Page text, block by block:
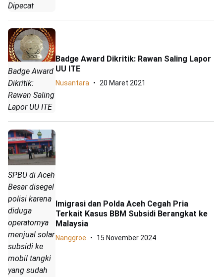
Dipecat
Badge Award
Dikritik:
Rawan Saling
Lapor UU ITE
Badge Award Dikritik: Rawan Saling Lapor
UU ITE
Nusantara 20 Maret 2021
SPBU di Aceh
Besar disegel
polisi karena
diduga
operatornya
menjual solar
subsidi ke
mobil tangki
yang sudah
Imigrasi dan Polda Aceh Cegah Pria
Terkait Kasus BBM Subsidi Berangkat ke
Malaysia
Nanggroe 15 November 2024